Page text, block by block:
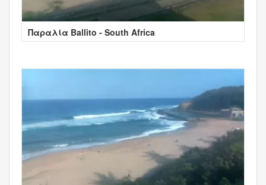
Παραλία Ballito - South Africa